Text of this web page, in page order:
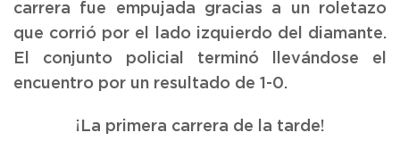
carrera fue empujada gracias a un roletazo
que corrió por el lado izquierdo del diamante.
El conjunto policial terminó llevándose el
encuentro por un resultado de 1-0.
¡La primera carrera de la tarde!